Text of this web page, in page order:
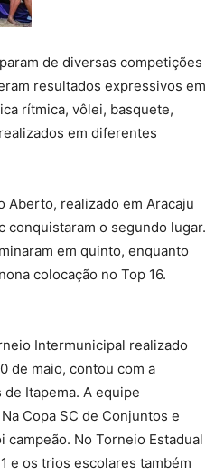
de diversas competições
resultados expressivos em
rítmica, vôlei, basquete,
em diferentes
Aberto, realizado em Aracaju
conquistaram o segundo lugar.
em quinto, enquanto
colocação no Top 16.
Intermunicipal realizado
de maio, contou com a
Itapema. A equipe
Copa SC de Conjuntos e
No Torneio Estadual
e os trios escolares também